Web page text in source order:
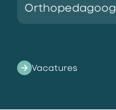
Orthopedagoog
Vacatures